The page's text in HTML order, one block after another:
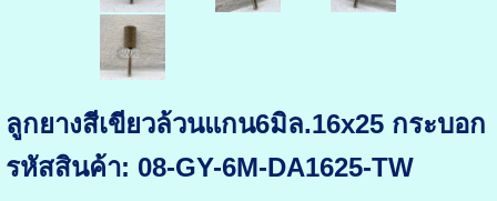
ลูกยางสีเขียวล้วนแกน6มิล.16x25 กระบอก
รหัสสินค้า: 08-GY-6M-DA1625-TW